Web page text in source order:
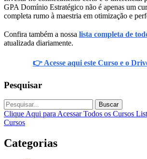
GPA Domínio Estratégico não é apenas um
completa rumo à maestria em otimização e
Confira também a nossa lista completa de
atualizada diariamente.
👉 Acesse aqui este Curso e o
Pesquisar
Buscar
Clique Aqui para Acessar Todos os Cursos
Cursos
Categorias